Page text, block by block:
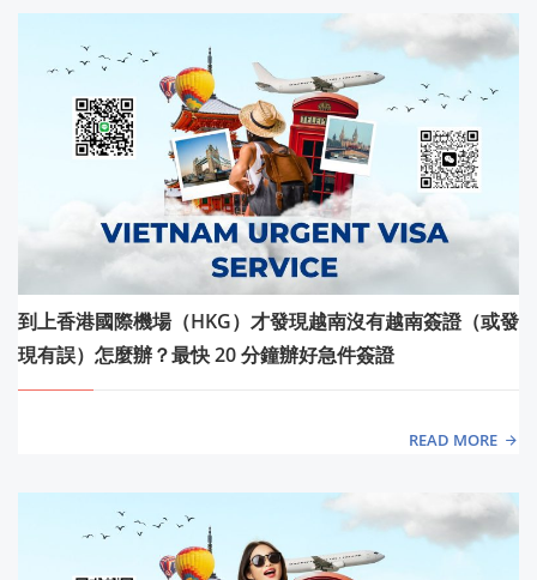
到上香港國際機場（HKG）才發現越南沒有越南簽證（或發
現有誤）怎麼辦？最快 20 分鐘辦好急件簽證
READ MORE